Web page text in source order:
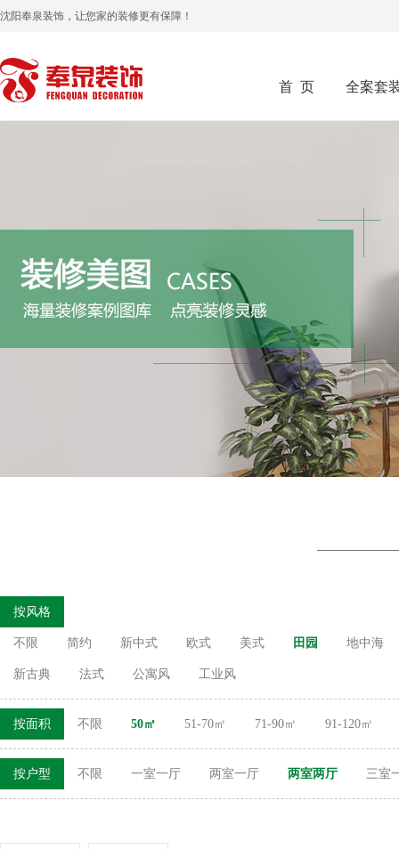
沈阳奉泉装饰，让您家的装修更有保障！
首 页 全案套
按风格
不限 简约 新中式 欧式 美式 田园 地中海
新古典 法式 公寓风 工业风
按面积 不限 50㎡ 51-70㎡ 71-90㎡ 91-120㎡
按户型 不限 一室一厅 两室一厅 两室两厅 三室